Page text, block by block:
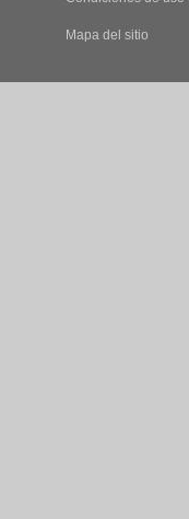
Mapa del sitio